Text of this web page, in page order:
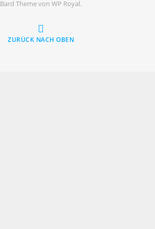
Bard Theme von WP Royal.
ZURÜCK NACH OBEN